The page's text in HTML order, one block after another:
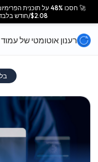
🚀 חסכו 48% על
$2.08/חודש בלבד (תוכנית שנתית).
רענון אוטומטי של עמוד